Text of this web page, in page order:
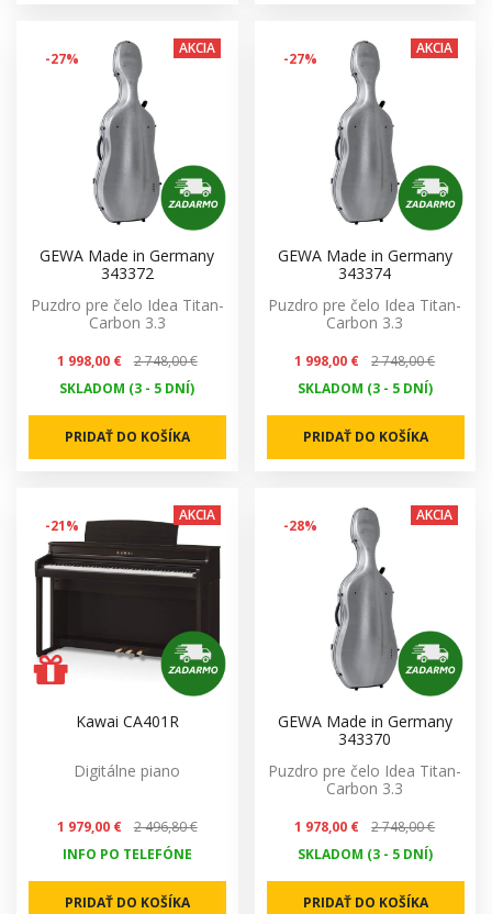
-27%
AKCIA
GEWA Made in Germany
343372
Puzdro pre čelo Idea Titan-
Carbon 3.3
1 998,00 €
2 748,00 €
SKLADOM (3 - 5 DNÍ)
PRIDAŤ DO KOŠÍKA
-27%
AKCIA
GEWA Made in Germany
343374
Puzdro pre čelo Idea Titan-
Carbon 3.3
1 998,00 €
2 748,00 €
SKLADOM (3 - 5 DNÍ)
PRIDAŤ DO KOŠÍKA
-21%
AKCIA
Kawai CA401R
Digitálne piano
1 979,00 €
2 496,80 €
INFO PO TELEFÓNE
PRIDAŤ DO KOŠÍKA
-28%
AKCIA
GEWA Made in Germany
343370
Puzdro pre čelo Idea Titan-
Carbon 3.3
1 978,00 €
2 748,00 €
SKLADOM (3 - 5 DNÍ)
PRIDAŤ DO KOŠÍKA